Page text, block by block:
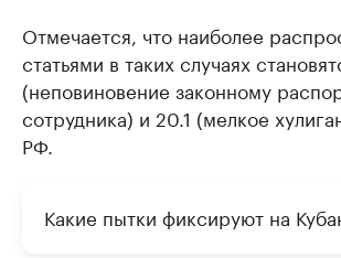
Отмечается, что наиболее
статьями в таких случаях
(неповиновение законному
сотрудника) и 20.1 (мелкое
РФ.
Какие пытки фиксируют на